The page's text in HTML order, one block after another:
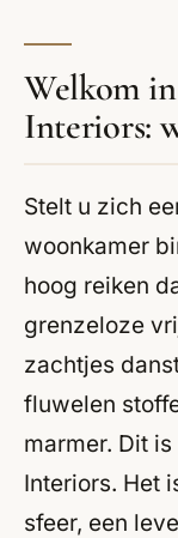
Welkom
Interiors:
Stelt u zich
woonkamer
hoog reiken
grenzeloze
zachtjes
fluwelen
marmer. Dit
Interiors. Het
sfeer, een